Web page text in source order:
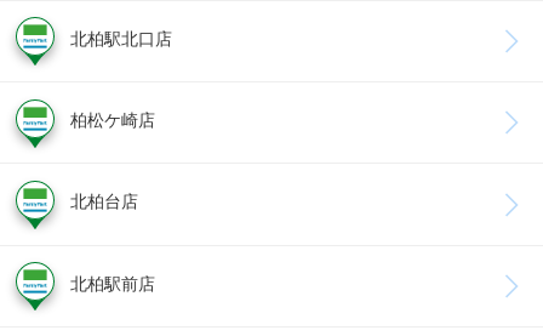
北柏駅北口店
柏松ケ崎店
北柏台店
北柏駅前店